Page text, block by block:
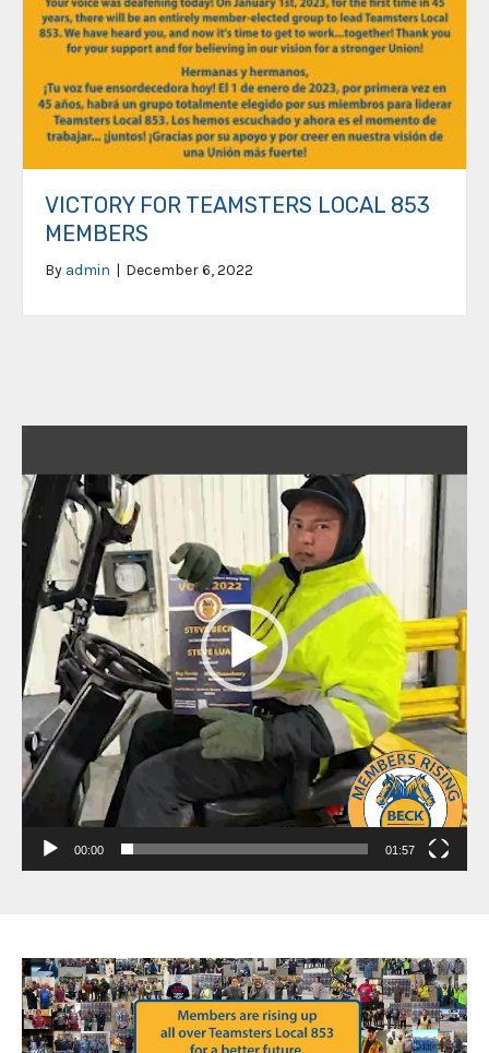
VICTORY FOR TEAMSTERS LOCAL 853
MEMBERS
By admin | December 6, 2022
Player
00:00 01:57